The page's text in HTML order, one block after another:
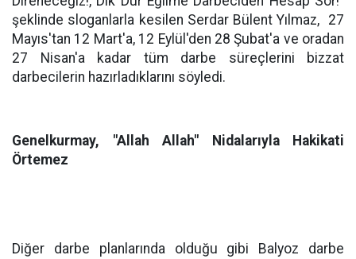
şeklinde sloganlarla kesilen Serdar Bülent Yılmaz, 27
Mayıs'tan 12 Mart'a, 12 Eylül'den 28 Şubat'a ve oradan
27 Nisan'a kadar tüm darbe süreçlerini bizzat
darbecilerin hazırladıklarını söyledi.
Genelkurmay, "Allah Allah" Nidalarıyla Hakikati
Örtemez
Diğer darbe planlarında olduğu gibi Balyoz darbe